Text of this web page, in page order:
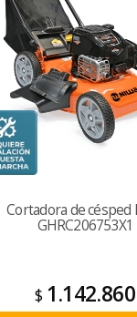
Cortadora de césped
GHRC206753X1
$ 1.142.860